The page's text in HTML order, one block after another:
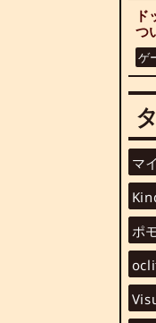
つ
ゲ
マ
ポ